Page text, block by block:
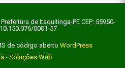
de Itaquitinga-PE CEP: 55950-
0001-57
de código aberto WordPress
- Soluções Web